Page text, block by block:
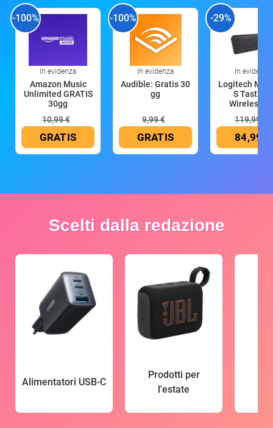
-100%
In evidenza
Amazon Music
Unlimited GRATIS
30gg
10,99 €
GRATIS
-100%
In evidenza
Audible: Gratis 30
gg
9,99 €
GRATIS
-29%
In evidenza
Logitech MX
S Tastiera
Wireless
119,99 €
84,99 €
Scelti dalla redazione
Alimentatori USB-C
Prodotti per
l'estate